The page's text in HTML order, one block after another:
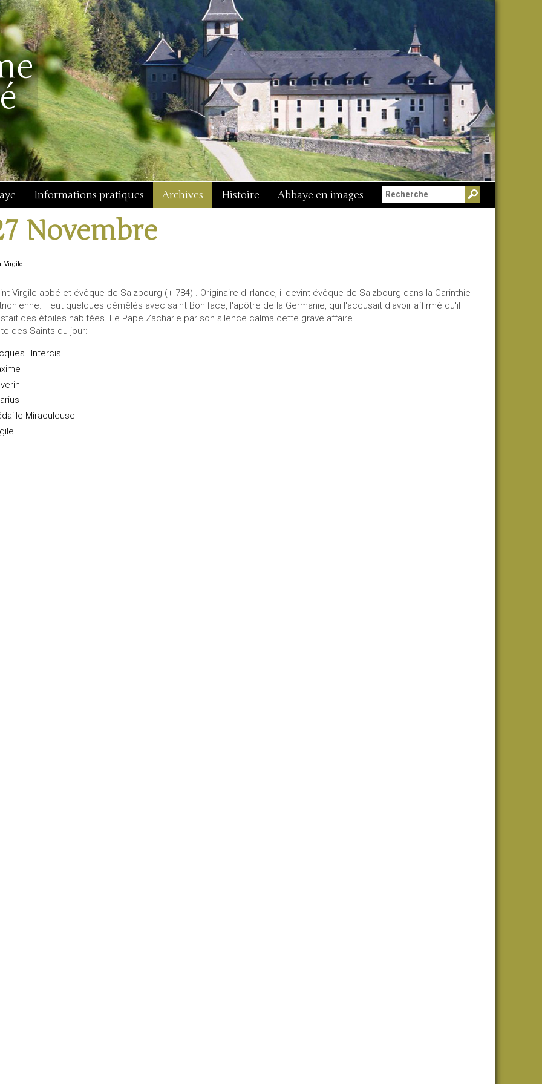
Informations pratiques Archives Histoire Abbaye en images Messe du 15 août
Novembre
Virgile
Virgile abbé et évêque de Salzbourg (+ 784) . Originaire d'Irlande, il devint évêque de Salzbourg dans la Carinthie
Il eut quelques démêlés avec saint Boniface, l'apôtre de la Germanie, qui l'accusait d'avoir affirmé qu'il
des étoiles habitées. Le Pape Zacharie par son silence calma cette grave affaire.
des Saints du jour:
l'Intercis
Miraculeuse